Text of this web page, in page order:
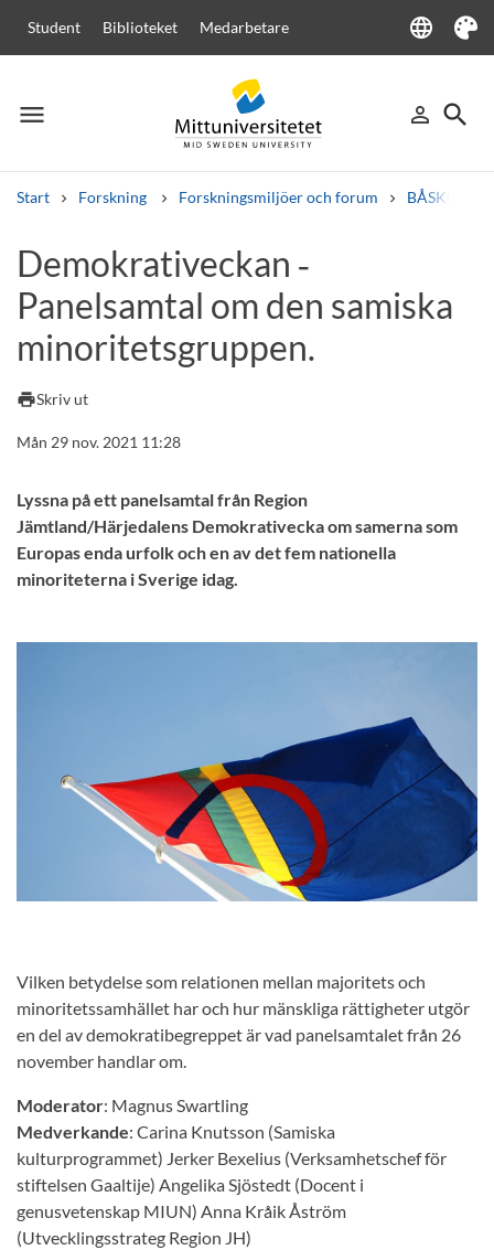
Student Biblioteket Medarbetare language
Language
Tema
menu
Meny person_outline
Logga in
search
Sök
Start Forskning Forskningsmiljöer och forum BÅSKOES
Andra söktjänster
Kurser och programKursplanerVälkomstbrevPersonal
Lediga jobb
Demokrativeckan ‑
Panelsamtal om den samiska
minoritetsgruppen.
printSkriv ut
Mån 29 nov. 2021 11:28
Lyssna på ett panelsamtal från Region
Jämtland/Härjedalens Demokrativecka om samerna som
Europas enda urfolk och en av det fem nationella
minoriteterna i Sverige idag.
Vilken betydelse som relationen mellan majoritets och
minoritetssamhället har och hur mänskliga rättigheter utgör
en del av demokratibegreppet är vad panelsamtalet från 26
november handlar om.
Moderator: Magnus Swartling
Medverkande: Carina Knutsson (Samiska
kulturprogrammet) Jerker Bexelius (Verksamhetschef för
stiftelsen Gaaltije) Angelika Sjöstedt (Docent i
genusvetenskap MIUN) Anna Kråik Åström
(Utvecklingsstrateg Region JH)